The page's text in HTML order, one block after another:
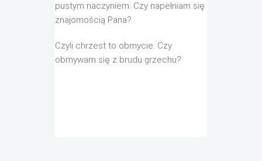
pustym naczyniem. Czy napełniam się
znajomością Pana?
Czyli chrzest to obmycie. Czy
obmywam się z brudu grzechu?